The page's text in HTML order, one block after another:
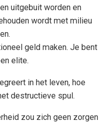
uitgebuit worden en
wordt met milieu
geld maken. Je bent
elite.
in het leven, hoe
destructieve spul.
zou zich geen zorgen